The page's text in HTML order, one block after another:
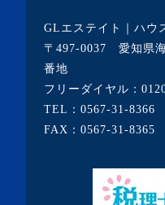
・2020年6月(9記事)
・2020年5月(5記事)
・2020年4月(3記事)
・2020年3月(7記事)
・2020年1月(3記事)
GLエステイト｜ハウ
〒497-0037 愛知県
番地
フリーダイヤル：
TEL： 0567-31-8366
FAX：0567-31-8365